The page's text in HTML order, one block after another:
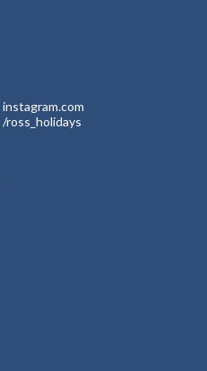
instagram.com
/ross_holidays